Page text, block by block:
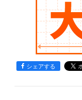
シェアする